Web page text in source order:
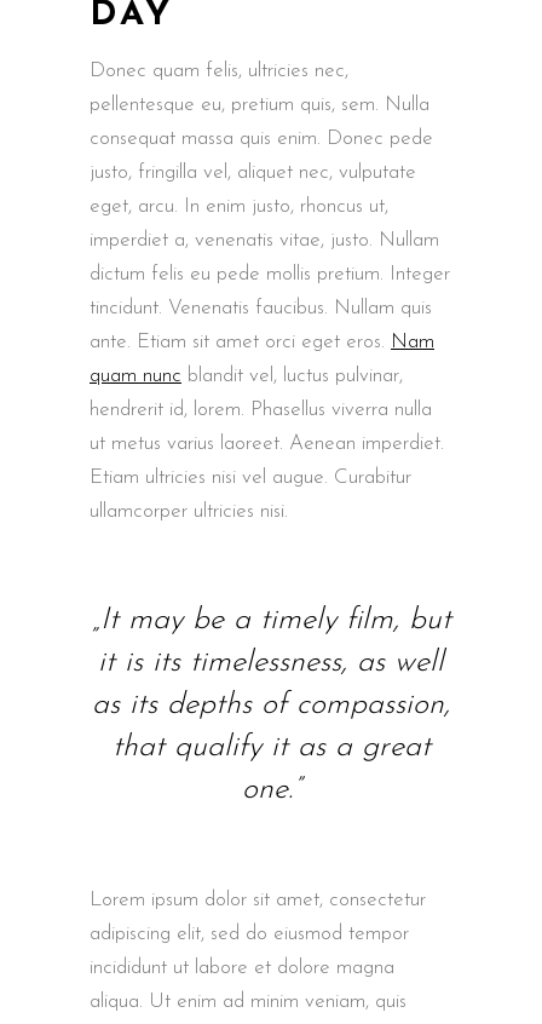
DAY
Donec quam felis, ultricies nec,
pellentesque eu, pretium quis, sem. Nulla
consequat massa quis enim. Donec pede
justo, fringilla vel, aliquet nec, vulputate
eget, arcu. In enim justo, rhoncus ut,
imperdiet a, venenatis vitae, justo. Nullam
dictum felis eu pede mollis pretium. Integer
tincidunt. Venenatis faucibus. Nullam quis
ante. Etiam sit amet orci eget eros. Nam
quam nunc blandit vel, luctus pulvinar,
hendrerit id, lorem. Phasellus viverra nulla
ut metus varius laoreet. Aenean imperdiet.
Etiam ultricies nisi vel augue. Curabitur
ullamcorper ultricies nisi.
„It may be a timely film, but
it is its timelessness, as well
as its depths of compassion,
that qualify it as a great
one.”
Lorem ipsum dolor sit amet, consectetur
adipiscing elit, sed do eiusmod tempor
incididunt ut labore et dolore magna
aliqua. Ut enim ad minim veniam, quis